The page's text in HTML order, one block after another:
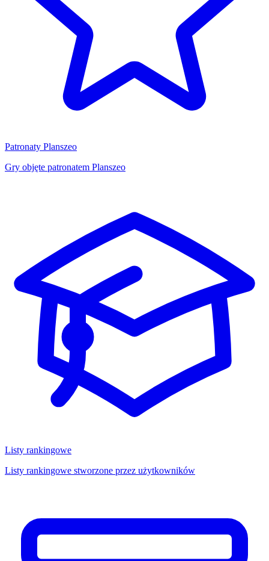
Patronaty Planszeo
Gry objęte patronatem Planszeo
Listy rankingowe
Listy rankingowe stworzone przez użytkowników